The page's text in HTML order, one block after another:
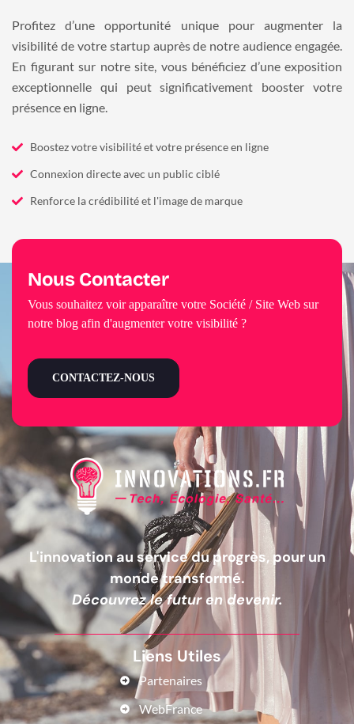
Profitez d’une opportunité unique pour augmenter la
visibilité de votre startup auprès de notre audience engagée.
En figurant sur notre site, vous bénéficiez d’une exposition
exceptionnelle qui peut significativement booster votre
présence en ligne.
Boostez votre visibilité et votre présence en ligne
Connexion directe avec un public ciblé
Renforce la crédibilité et l'image de marque
L'innovation au service du progrès, pour un
monde transformé.
Découvrez le futur en devenir.
Liens Utiles
Partenaires
WebFrance
Nous Contacter
Vous souhaitez voir apparaître votre Société / Site Web sur
notre blog afin d'augmenter votre visibilité ?
CONTACTEZ-NOUS